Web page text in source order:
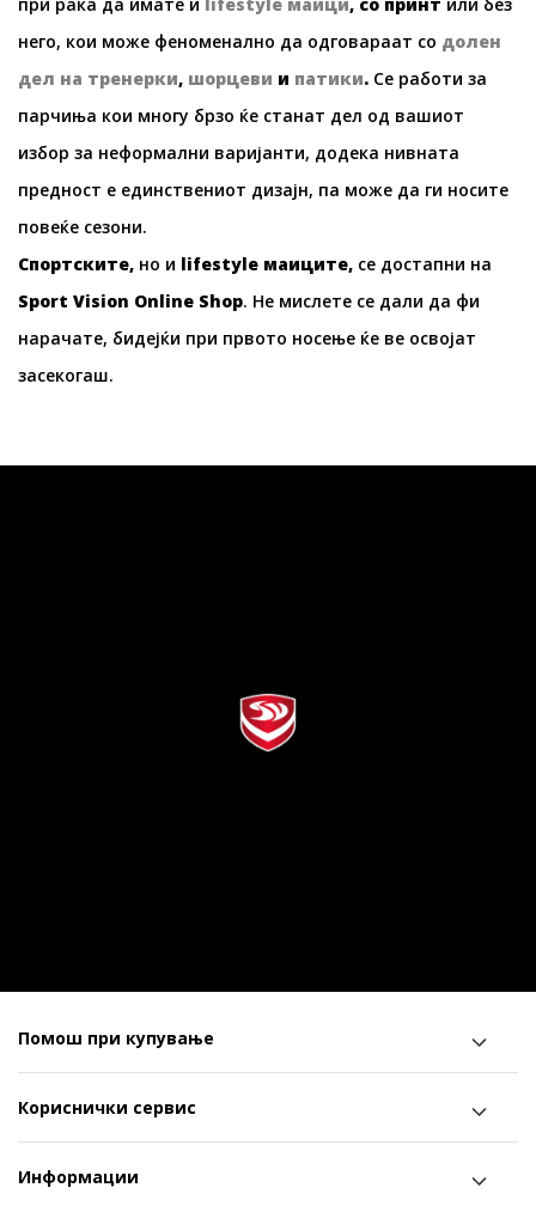
него, кои може феноменално да одговараат со долен
дел на тренерки, шорцеви и патики. Се работи за
парчиња кои многу брзо ќе станат дел од вашиот
избор за неформални варијанти, додека нивната
предност е единствениот дизајн, па може да ги носите
повеќе сезони.
Спортските, но и lifestyle маиците, се достапни на
Sport Vision Online Shop. Не мислете се дали да фи
нарачате, бидејќи при првото носење ќе ве освојат
засекогаш.
Помош при купување
Кориснички сервис
Информации